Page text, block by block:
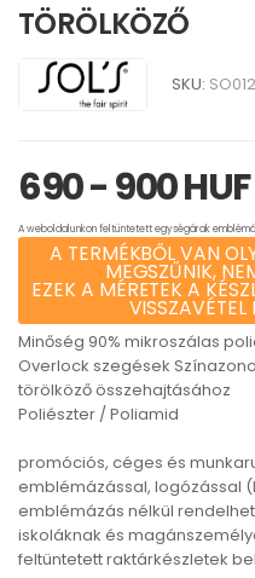
TÖRÖLKÖZŐ
SKU:
690 - 900 HUF
A weboldalunkon feltüntetett egységárak
A TERMÉKBŐL VAN
MEGSZŰNIK,
EZEK A MÉRETEK A
VISSZAVÉTEL
Minőség 90% mikroszálas
Overlock szegések
törölköző összehajtásához
Poliészter / Poliamid
promóciós, céges és
emblémázással, logózással
emblémázás nélkül
iskoláknak és
feltüntetett raktárkészletek